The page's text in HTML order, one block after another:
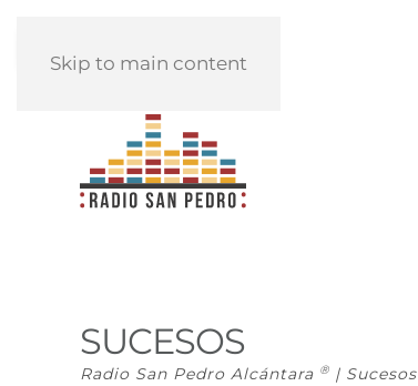
Skip to main content
SUCESOS
Radio San Pedro Alcántara ® | Sucesos